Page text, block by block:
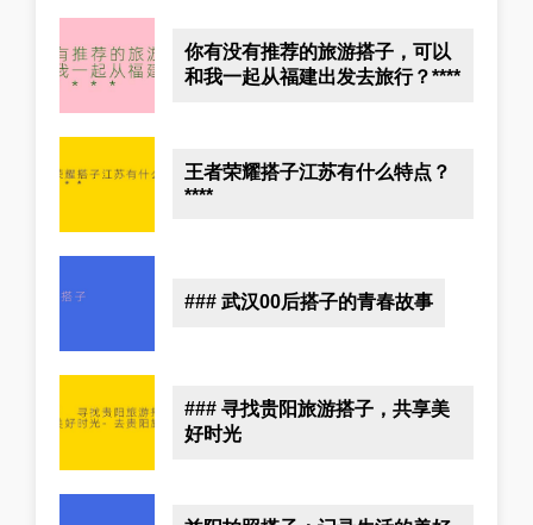
你有没有推荐的旅游搭子，可以
和我一起从福建出发去旅行？****
王者荣耀搭子江苏有什么特点？
****
### 武汉00后搭子的青春故事
### 寻找贵阳旅游搭子，共享美
好时光